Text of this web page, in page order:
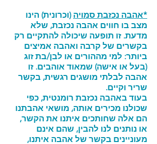
*אהבה נכזבת סמויה (וכרונית) הינו
מצב בו חווים אהבה נכזבת, שלא
מדעת. זו תופעה שיכולה להתקיים רק
בקשרים של קרבה ואהבה אמיצים
ביותר: למי מההורים או לבן/בת זוג
(בעל או אישה) שמאוד אוהבים. זו
אהבה לבלתי מושגים רגשית, בקשר
שריר וקיים.
בעוד באהבה נכזבת רומנטית, כפי
שכולנו מכירים אותה, מושאי אהבתנו
הם אלה שחותכים איתנו את הקשר,
או נותנים לנו להבין, שהם אינם
מעוניינים בקשר של אהבה איתנו,